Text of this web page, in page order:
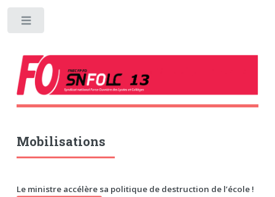
Mobilisations
Le ministre accélère sa politique de destruction de l’école !